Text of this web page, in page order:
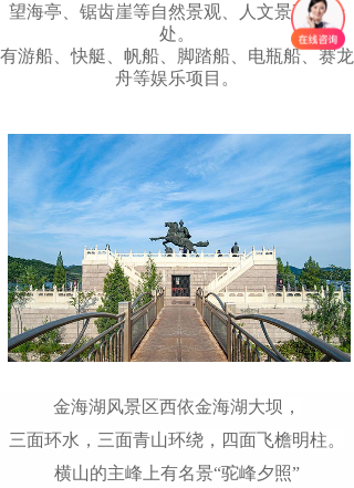
望海亭、锯齿崖等自然景观、人文景观数十
处。
有游船、快艇、帆船、脚踏船、电瓶船、赛龙
舟等娱乐项目。
金海湖风景区西依金海湖大坝，
三面环水，三面青山环绕，四面飞檐明柱。
横山的主峰上有名景“驼峰夕照”